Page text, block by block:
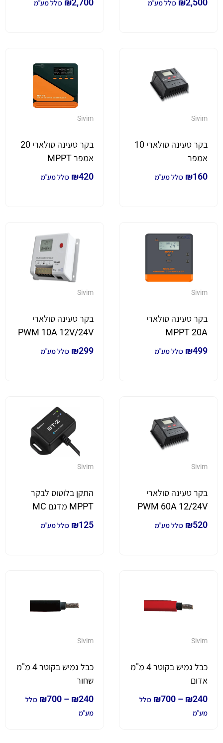
₪2,500 כולל מע"מ ₪2,700 כולל מע"מ
Sivim
בקר טעינה סולארי 10
אמפר
₪160 כולל מע"מ
Sivim
בקר טעינה סולארי 20
אמפר MPPT
₪420 כולל מע"מ
Sivim
בקר טעינה סולארי
MPPT 20A
12V/24V מסך LCD
₪499 כולל מע"מ
Sivim
בקר טעינה סולארי
PWM 10A 12V/24V
מסך LCD ו-USB₪299 כולל מע"מ
Sivim
בקר טעינה סולארי
PWM 60A 12/24V
₪520 כולל מע"מ
Sivim
התקן בלוטוס לבקר
MPPT מדגם MC
₪125 כולל מע"מ
Sivim
כבל גמיש בקוטר 4 מ"מ
אדום
₪240
–
₪700
כולל
מע"מ
Sivim
כבל גמיש בקוטר 4 מ"מ
שחור
₪240
–
₪700
כולל
מע"מ